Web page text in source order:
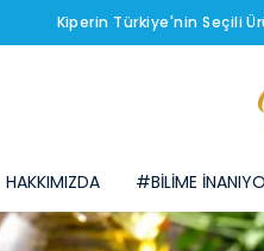
Kiperin Türkiye'nin Seçili
HAKKIMIZDA #BİLİME